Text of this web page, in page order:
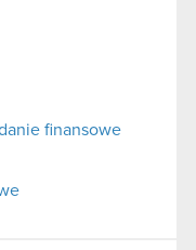
finansowe